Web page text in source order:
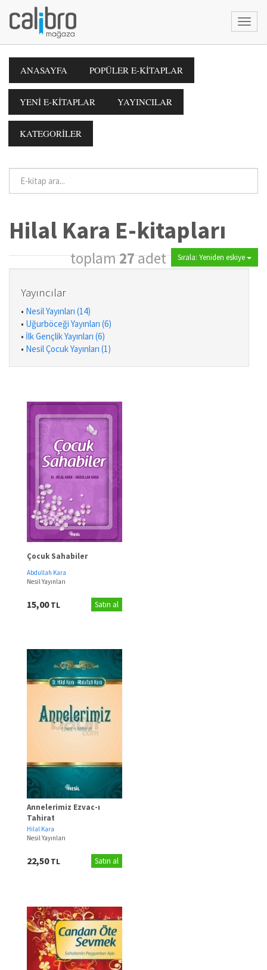
ANASAYFA POPÜLER E-KİTAPLAR
YENİ E-KİTAPLAR YAYINCILAR
KATEGORİLER
Hilal Kara E-kitapları
toplam27adet Sırala: Yeniden eskiye
Yayıncılar
• Nesil Yayınları (14)
• Uğurböceği Yayınları (6)
• İlk Gençlik Yayınları (6)
• Nesil Çocuk Yayınları (1)
Çocuk Sahabiler
Abdullah Kara
Nesil Yayınları
15,00TL Satın al
Annelerimiz Ezvac-ı
Tahirat
Hilal Kara
Nesil Yayınları
22,50TL Satın al